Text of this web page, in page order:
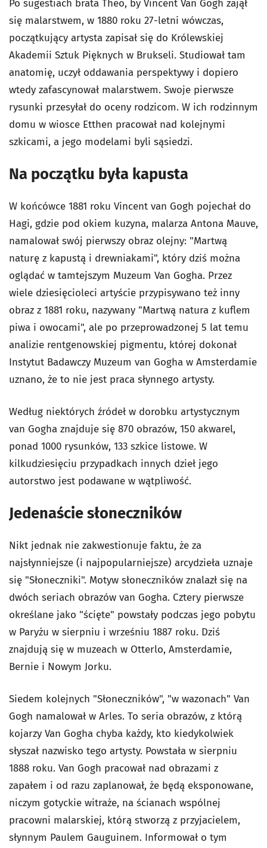
Po sugestiach brata Theo, by Vincent Van Gogh zajął
się malarstwem, w 1880 roku 27-letni wówczas,
początkujący artysta zapisał się do Królewskiej
Akademii Sztuk Pięknych w Brukseli. Studiował tam
anatomię, uczył oddawania perspektywy i dopiero
wtedy zafascynował malarstwem. Swoje pierwsze
rysunki przesyłał do oceny rodzicom. W ich rodzinnym
domu w wiosce Etthen pracował nad kolejnymi
szkicami, a jego modelami byli sąsiedzi.
Na początku była kapusta
W końcówce 1881 roku Vincent van Gogh pojechał do
Hagi, gdzie pod okiem kuzyna, malarza Antona Mauve,
namalował swój pierwszy obraz olejny: "Martwą
naturę z kapustą i drewniakami", który dziś można
oglądać w tamtejszym Muzeum Van Gogha. Przez
wiele dziesięcioleci artyście przypisywano też inny
obraz z 1881 roku, nazywany "Martwą natura z kuflem
piwa i owocami", ale po przeprowadzonej 5 lat temu
analizie rentgenowskiej pigmentu, której dokonał
Instytut Badawczy Muzeum van Gogha w Amsterdamie
uznano, że to nie jest praca słynnego artysty.
Według niektórych źródeł w dorobku artystycznym
van Gogha znajduje się 870 obrazów, 150 akwarel,
ponad 1000 rysunków, 133 szkice listowe. W
kilkudziesięciu przypadkach innych dzieł jego
autorstwo jest podawane w wątpliwość.
Jedenaście słoneczników
Nikt jednak nie zakwestionuje faktu, że za
najsłynniejsze (i najpopularniejsze) arcydzieła uznaje
się "Słoneczniki". Motyw słoneczników znalazł się na
dwóch seriach obrazów van Gogha. Cztery pierwsze
określane jako "ścięte" powstały podczas jego pobytu
w Paryżu w sierpniu i wrześniu 1887 roku. Dziś
znajdują się w muzeach w Otterlo, Amsterdamie,
Bernie i Nowym Jorku.
Siedem kolejnych "Słoneczników", "w wazonach" Van
Gogh namalował w Arles. To seria obrazów, z którą
kojarzy Van Gogha chyba każdy, kto kiedykolwiek
słyszał nazwisko tego artysty. Powstała w sierpniu
1888 roku. Van Gogh pracował nad obrazami z
zapałem i od razu zaplanował, że będą eksponowane,
niczym gotyckie witraże, na ścianach wspólnej
pracowni malarskiej, którą stworzą z przyjacielem,
słynnym Paulem Gauguinem. Informował o tym